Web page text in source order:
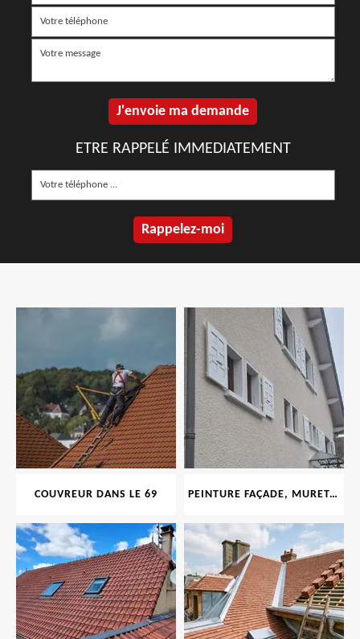
ETRE RAPPELÉ IMMEDIATEMENT
COUVREUR DANS LE 69 PEINTURE FAÇADE, MURET, TOITURE, BOISERIE, FERRONERIE, GOUTTIÈRE 69